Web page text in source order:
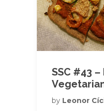
SSC #43 –
by Leonor